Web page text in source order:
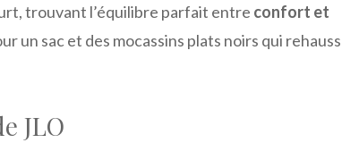
trouvant l’équilibre parfait entre confort et
un sac et des mocassins plats noirs qui
JLO